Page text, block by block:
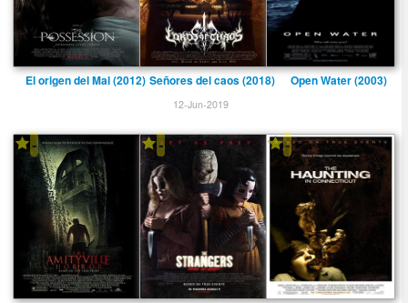
El origen del Mal (2012) Señores del caos (2018)
12-Jun-2019
Open Water (2003)
- - -